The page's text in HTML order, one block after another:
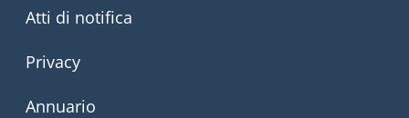
Atti di notifica
Privacy
Annuario